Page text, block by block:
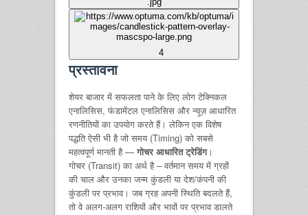
4
प्रस्तावना
शेयर बाजार में सफलता पाने के लिए लोग टेक्निकल
एनालिसिस, फंडामेंटल एनालिसिस और न्यूज़ आधारित
रणनीतियों का उपयोग करते हैं। लेकिन एक विशेष
पद्धति ऐसी भी है जो समय (Timing) को सबसे
महत्वपूर्ण मानती है — गोचर आधारित ट्रेडिंग।
गोचर (Transit) का अर्थ है – वर्तमान समय में ग्रहों
की चाल और उनका जन्म कुंडली या देश/कंपनी की
कुंडली पर प्रभाव। जब ग्रह अपनी स्थिति बदलते हैं,
तो वे अलग-अलग राशियों और भावों पर प्रभाव डालते